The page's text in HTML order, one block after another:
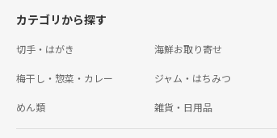
カテゴリから探す
切手・はがき 海鮮お取り寄せ
梅干し・惣菜・カレー ジャム・はちみつ
めん類 雑貨・日用品